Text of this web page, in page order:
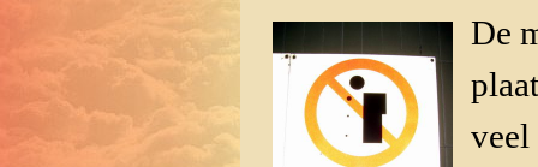
De
veel